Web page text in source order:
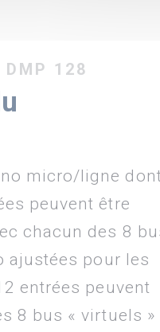
DMP 128
micro/ligne dont
peuvent être
chacun des 8
ajustées pour les
entrées peuvent
8 bus « virtuels »